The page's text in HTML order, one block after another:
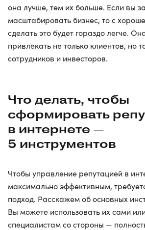
она лучше, тем их больше. Если вы
масштабировать бизнес, то с
сделать это будет гораздо легче.
привлекать не только клиентов, но
сотрудников и инвесторов.
Что делать, чтобы
сформировать
в интернете —
5 инструментов
Чтобы управление репутацией в
максимально эффективным,
подход. Расскажем об основных
Вы можете использовать их сами
специалистам со стороны —